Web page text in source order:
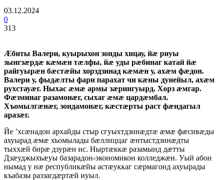
03.12.2024
0
313
Æбиты Валери, куырыхон зонды хицау, йæ риуы
зынгзæрдæ кæмæн тæлфы, йæ уды рæбинаг катай йæ
райгуырæн бæстæйы хорздзинад кæмæн у, ахæм фæдон.
Валери у, фыдæлты фарн парахат чи кæны дунейыл, ахæм
рухстауæг. Ныхас æмæ армы зæрингуырд. Хорз æмгар.
Фæзминаг разамонæг, сыхаг æмæ цардæмбал.
Хъомылгæнæг, зондамонæг, кæстæрты раст фæндагыл
аразæг.
Йе ’хсæнадон архайды стыр сгуыхтдзинæдтæ æмæ фæсивæды
ахуырад æмæ хъомылады бæллиццаг æнтыстдзинæдты
тыххæй бирæ дзурæн ис. Ныртæккæ разамынд дæтты
Дзæуджыхъæуы базарадон-экономикон колледжæн. Уый абон
нымад у нæ республикæйы астæуккаг сæрмагонд ахуырады
къабазы раззагдæртæй иуыл.